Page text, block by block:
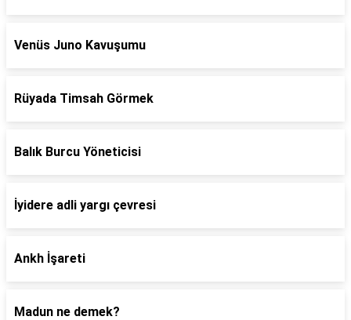
Venüs Juno Kavuşumu
Rüyada Timsah Görmek
Balık Burcu Yöneticisi
İyidere adli yargı çevresi
Ankh İşareti
Madun ne demek?